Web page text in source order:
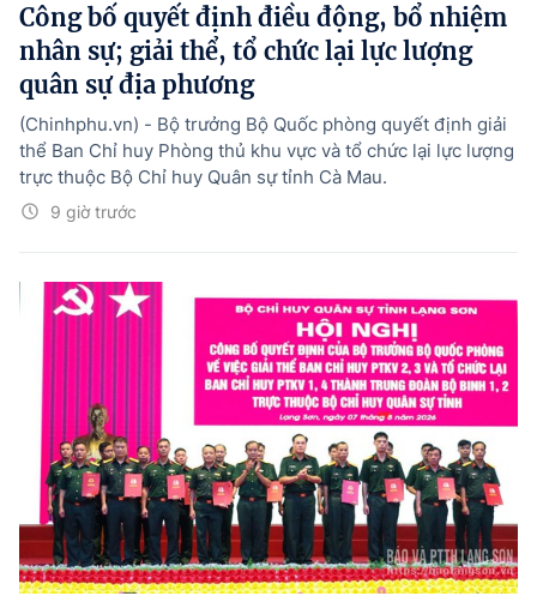
Phát triển kinh tế tư nhân và doanh nghiệp dân tộc
Ocop và chuỗi giá trị Nông sản
Kinh tế tư nhân
Doanh nghiệp dân tộc
Khác
Photo
Công bố quyết định điều động, bổ nhiệm
nhân sự; giải thể, tổ chức lại lực lượng
quân sự địa phương
9 giờ trước
(Chinhphu.vn) - Bộ trưởng Bộ Quốc phòng quyết định giải
thể Ban Chỉ huy Phòng thủ khu vực và tổ chức lại lực lượng
trực thuộc Bộ Chỉ huy Quân sự tỉnh Cà Mau.